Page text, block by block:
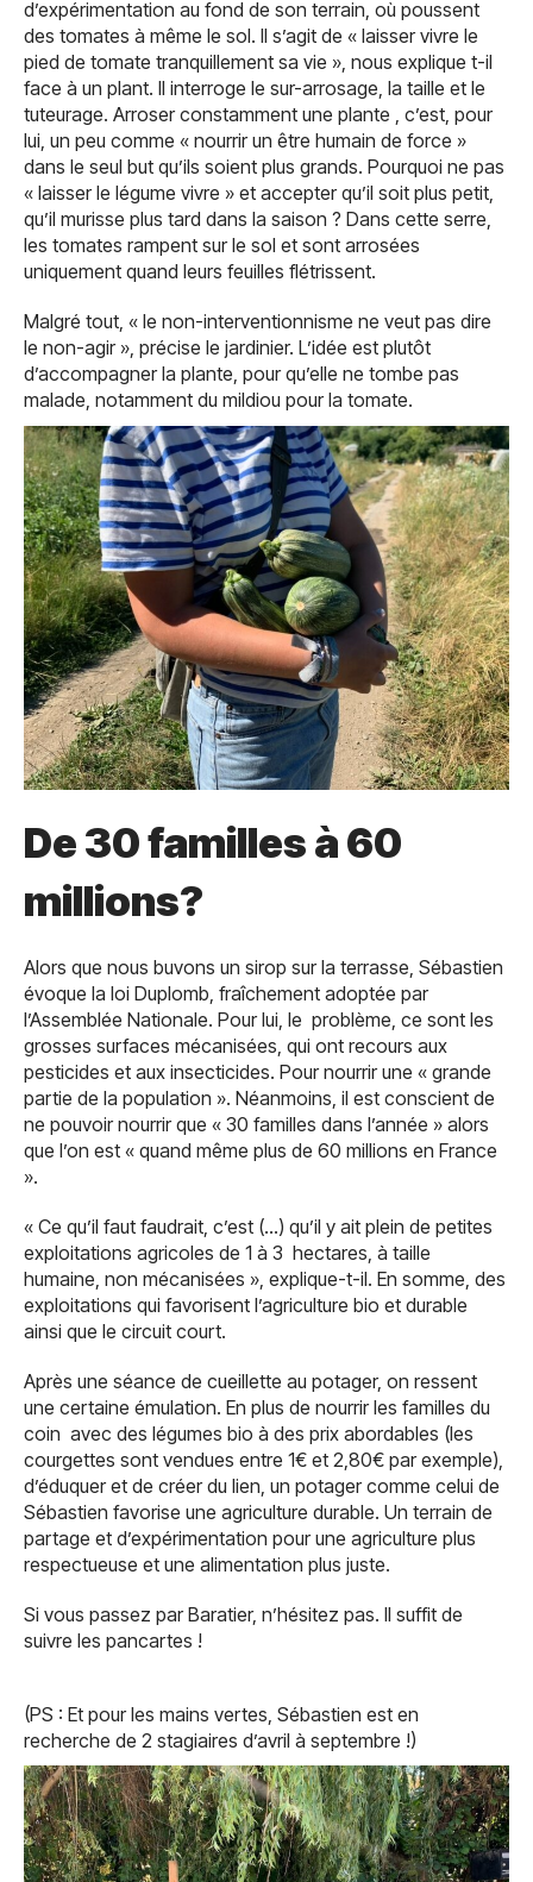
d’expérimentation au fond de son terrain, où poussent
des tomates à même le sol. Il s’agit de « laisser vivre le
pied de tomate tranquillement sa vie », nous explique t-il
face à un plant. Il interroge le sur-arrosage, la taille et le
tuteurage. Arroser constamment une plante , c’est, pour
lui, un peu comme « nourrir un être humain de force »
dans le seul but qu’ils soient plus grands. Pourquoi ne pas
« laisser le légume vivre » et accepter qu’il soit plus petit,
qu’il murisse plus tard dans la saison ? Dans cette serre,
les tomates rampent sur le sol et sont arrosées
uniquement quand leurs feuilles flétrissent.
Malgré tout, « le non-interventionnisme ne veut pas dire
le non-agir », précise le jardinier. L’idée est plutôt
d’accompagner la plante, pour qu’elle ne tombe pas
malade, notamment du mildiou pour la tomate.
De 30 familles à 60
millions?
Alors que nous buvons un sirop sur la terrasse, Sébastien
évoque la loi Duplomb, fraîchement adoptée par
l’Assemblée Nationale. Pour lui, le problème, ce sont les
grosses surfaces mécanisées, qui ont recours aux
pesticides et aux insecticides. Pour nourrir une « grande
partie de la population ». Néanmoins, il est conscient de
ne pouvoir nourrir que « 30 familles dans l’année » alors
que l’on est « quand même plus de 60 millions en France
».
« Ce qu’il faut faudrait, c’est (…) qu’il y ait plein de petites
exploitations agricoles de 1 à 3 hectares, à taille
humaine, non mécanisées », explique-t-il. En somme, des
exploitations qui favorisent l’agriculture bio et durable
ainsi que le circuit court.
Après une séance de cueillette au potager, on ressent
une certaine émulation. En plus de nourrir les familles du
coin avec des légumes bio à des prix abordables (les
courgettes sont vendues entre 1€ et 2,80€ par exemple),
d’éduquer et de créer du lien, un potager comme celui de
Sébastien favorise une agriculture durable. Un terrain de
partage et d’expérimentation pour une agriculture plus
respectueuse et une alimentation plus juste.
Si vous passez par Baratier, n’hésitez pas. Il suffit de
suivre les pancartes !
(PS : Et pour les mains vertes, Sébastien est en
recherche de 2 stagiaires d’avril à septembre !)